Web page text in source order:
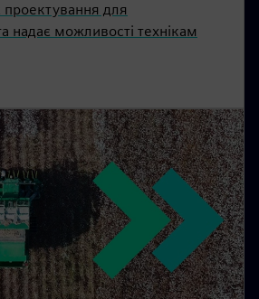
для
надає можливості технікам